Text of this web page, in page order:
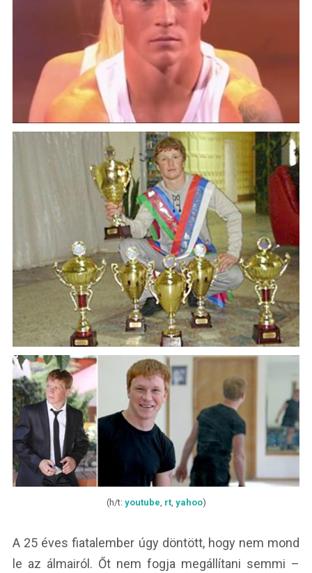
(h/t: youtube rt, yahoo)
A 25 éves fiatalember úgy döntött, hogy nem mond
le az álmairól. Őt nem fogja megállítani semmi –